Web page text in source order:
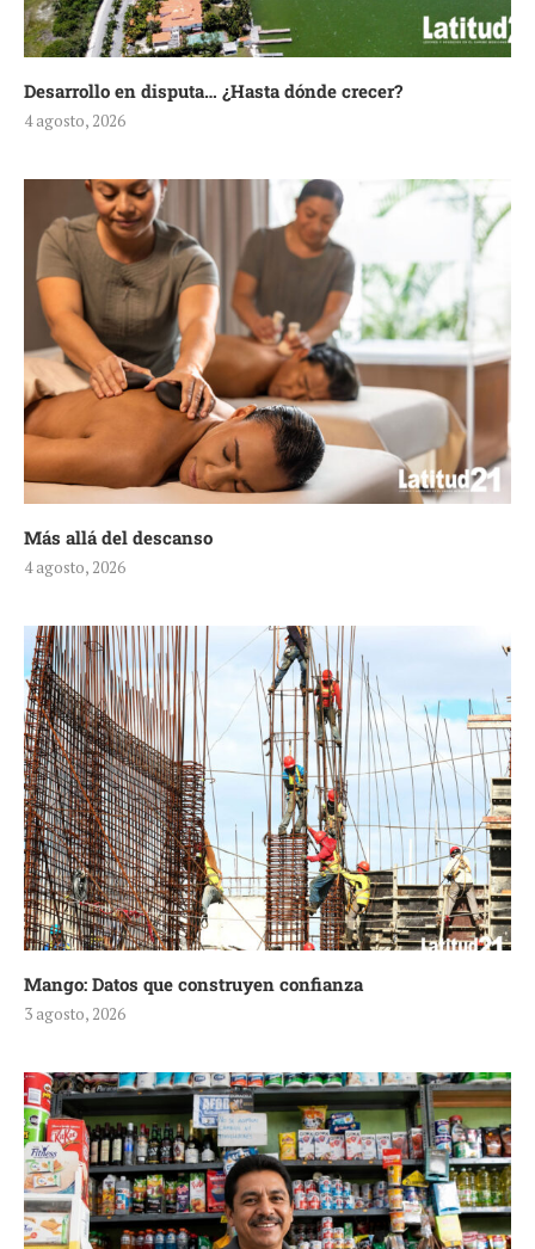
Desarrollo en disputa… ¿Hasta dónde crecer?
4 agosto, 2026
Más allá del descanso
4 agosto, 2026
Mango: Datos que construyen confianza
3 agosto, 2026